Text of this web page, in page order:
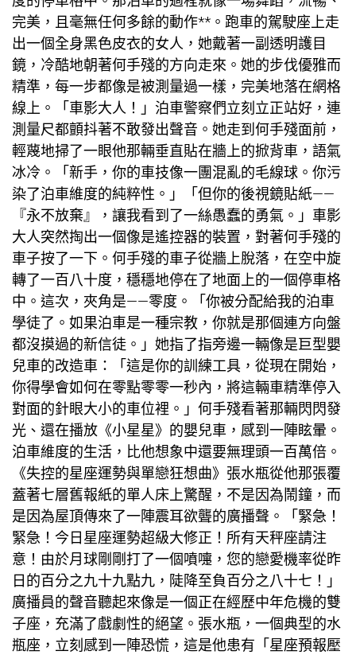
完美，且毫無任何多餘的動作**。跑車的駕駛座上走
出一個全身黑色皮衣的女人，她戴著一副透明護目
鏡，冷酷地朝著何手殘的方向走來。她的步伐優雅而
精準，每一步都像是被測量過一樣，完美地落在網格
線上。「車影大人！」泊車警察們立刻立正站好，連
測量尺都顫抖著不敢發出聲音。她走到何手殘面前，
輕蔑地掃了一眼他那輛垂直貼在牆上的掀背車，語氣
冰冷。「新手，你的車技像一團混亂的毛線球。你污
染了泊車維度的純粹性。」「但你的後視鏡貼紙——
『永不放棄』，讓我看到了一絲愚蠢的勇氣。」車影
大人突然掏出一個像是遙控器的裝置，對著何手殘的
車子按了一下。何手殘的車子從牆上脫落，在空中旋
轉了一百八十度，穩穩地停在了地面上的一個停車格
中。這次，夾角是——零度。「你被分配給我的泊車
學徒了。如果泊車是一種宗教，你就是那個連方向盤
都沒摸過的新信徒。」她指了指旁邊一輛像是巨型嬰
兒車的改造車：「這是你的訓練工具，從現在開始，
你得學會如何在零點零零一秒內，將這輛車精準停入
對面的針眼大小的車位裡。」何手殘看著那輛閃閃發
光、還在播放《小星星》的嬰兒車，感到一陣眩暈。
泊車維度的生活，比他想象中還要無理頭一百萬倍。
《失控的星座運勢與單戀狂想曲》張水瓶從他那張覆
蓋著七層舊報紙的單人床上驚醒，不是因為鬧鐘，而
是因為屋頂傳來了一陣震耳欲聾的廣播聲。「緊急！
緊急！今日星座運勢超級大修正！所有天秤座請注
意！由於月球剛剛打了一個噴嚏，您的戀愛機率從昨
日的百分之九十九點九，陡降至負百分之八十七！」
廣播員的聲音聽起來像是一個正在經歷中年危機的雙
子座，充滿了戲劇性的絕望。張水瓶，一個典型的水
瓶座，立刻感到一陣恐慌，這是他患有「星座預報壓